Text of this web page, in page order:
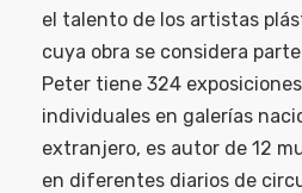
el talento de los artistas
cuya obra se considera
Peter tiene 324
individuales en galerías
extranjero, es autor de 12
en diferentes diarios de